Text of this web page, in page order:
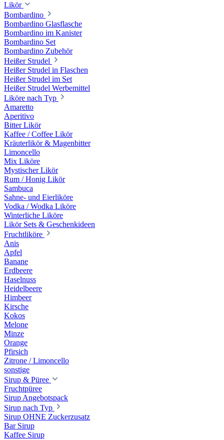
Likör
Bombardino
Bombardino Glasflasche
Bombardino im Kanister
Bombardino Set
Bombardino Zubehör
Heißer Strudel
Heißer Strudel in Flaschen
Heißer Strudel im Set
Heißer Strudel Werbemittel
Liköre nach Typ
Amaretto
Aperitivo
Bitter Likör
Kaffee / Coffee Likör
Kräuterlikör & Magenbitter
Limoncello
Mix Liköre
Mystischer Likör
Rum / Honig Likör
Sambuca
Sahne- und Eierliköre
Vodka / Wodka Liköre
Winterliche Liköre
Likör Sets & Geschenkideen
Fruchtliköre
Anis
Apfel
Banane
Erdbeere
Haselnuss
Heidelbeere
Himbeer
Kirsche
Kokos
Melone
Minze
Orange
Pfirsich
Zitrone / Limoncello
sonstige
Sirup & Püree
Fruchtpüree
Sirup Angebotspack
Sirup nach Typ
Sirup OHNE Zuckerzusatz
Bar Sirup
Kaffee Sirup